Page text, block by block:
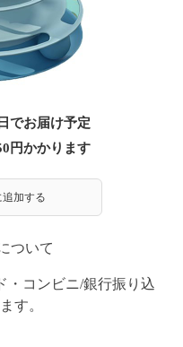
でお届け予定
円かかります
加する
ついて
・コンビニ/銀行振り込
す。